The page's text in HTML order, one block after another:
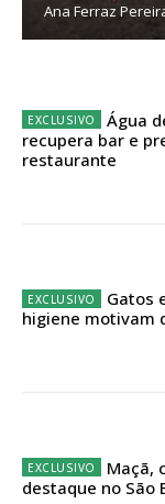
Edição
casa
Ana Ferraz
Água
recupera bar e
restaurante
Gatos
higiene motivam
Maçã,
destaque no São